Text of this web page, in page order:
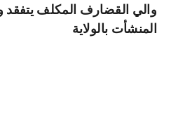
والي القضارف المكلف يتفقد
المنشأت بالولاية